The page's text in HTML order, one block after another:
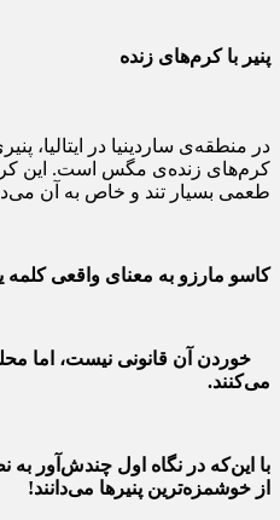
پنیر با کرم‌های زنده
در منطقه‌ی ساردینیا در ایتالیا،
کرم‌های زنده‌ی مگس است. این
طعمی بسیار تند و خاص به آن
کاسو مارزو به معنای واقعی کلمه
خوردن آن قانونی نیست، اما
می‌کنند.
با این‌که در نگاه اول چندش‌آور
از خوشمزه‌ترین پنیرها می‌دانند!